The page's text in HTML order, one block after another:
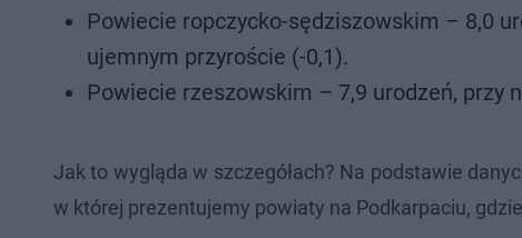
Powiecie ropczycko-sędziszowskim – 8,0
ujemnym przyroście (-0,1).
Powiecie rzeszowskim – 7,9 urodzeń, przy
Jak to wygląda w szczegółach? Na podstawie
w której prezentujemy powiaty na Podkarpaciu,